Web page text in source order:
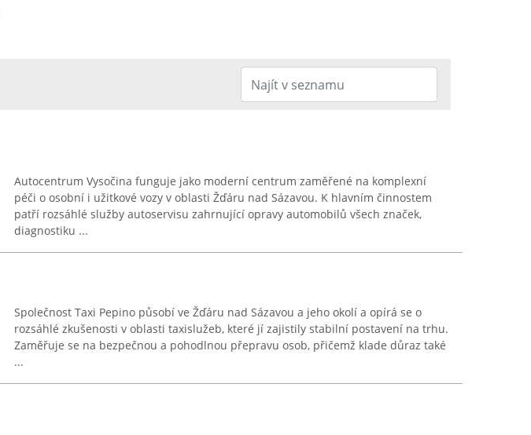
Autocentrum Vysočina funguje jako moderní centrum zaměřené na komplexní
péči o osobní i užitkové vozy v oblasti Žďáru nad Sázavou. K hlavním činnostem
patří rozsáhlé služby autoservisu zahrnující opravy automobilů všech značek,
diagnostiku ...
Společnost Taxi Pepino působí ve Žďáru nad Sázavou a jeho okolí a opírá se o
rozsáhlé zkušenosti v oblasti taxislužeb, které jí zajistily stabilní postavení na trhu.
Zaměřuje se na bezpečnou a pohodlnou přepravu osob, přičemž klade důraz také
...